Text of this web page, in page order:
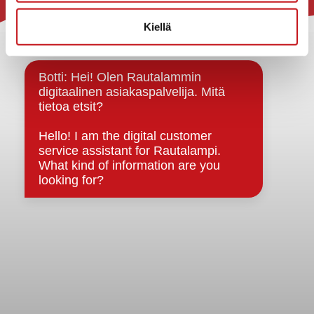
Kiellä
Rautalammin kunta
Kuntainfo
Strategiat, ohjelmat, ohjeet, suunnitelmat, säännöt ja
sopimukset
Asiakirjajulkisuuskuvaus
Evästeet
Saavutettavuusseloste
Tietosuoja
Tietosuojaselosteet